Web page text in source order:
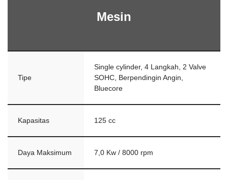
Mesin
Tipe
Single cylinder, 4 Langkah, 2 Valve
SOHC, Berpendingin Angin,
Bluecore
Kapasitas 125 cc
Daya Maksimum 7,0 Kw / 8000 rpm